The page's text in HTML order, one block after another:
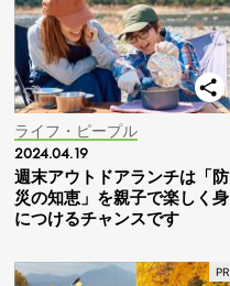
ライフ・ピープル
2024.04.19
週末アウトドアランチは「防
災の知恵」を親子で楽しく身
につけるチャンスです